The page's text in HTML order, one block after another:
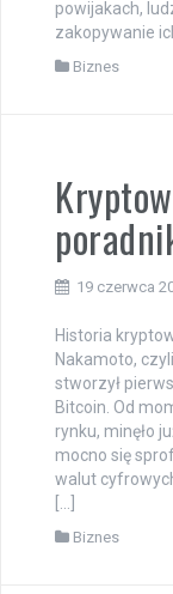
powijakach,
zakopywanie
Biznes
19 czerwca
Historia
Nakamoto,
stworzył
Bitcoin. Od
rynku, minęło
mocno się
walut
Biznes